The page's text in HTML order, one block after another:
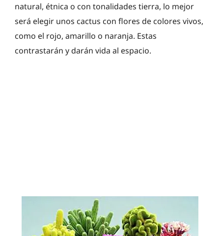
natural, étnica o con tonalidades tierra, lo mejor
será elegir unos cactus con flores de colores vivos,
como el rojo, amarillo o naranja. Estas
contrastarán y darán vida al espacio.